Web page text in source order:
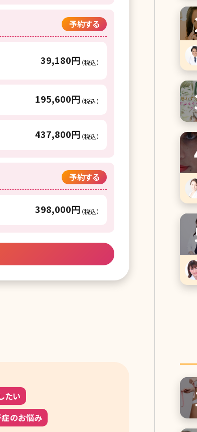
予約する
39,180円 （税込）
195,600円 （税込）
437,800円 （税込）
予約する
398,000円 （税込）
たい
症のお悩み